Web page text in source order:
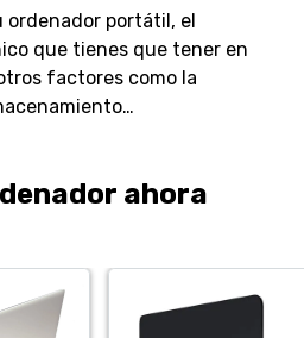
ordenador portátil, el
que tienes que tener en
factores como la
ahora